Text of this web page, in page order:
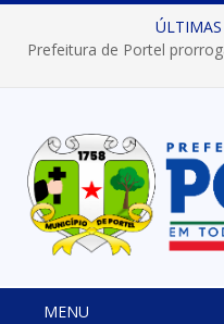
ÚLTIMAS
MENU